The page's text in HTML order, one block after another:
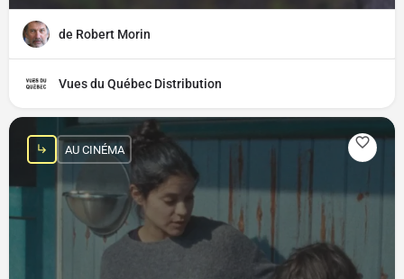
de Robert Morin
Vues du Québec Distribution
AU CINÉMA